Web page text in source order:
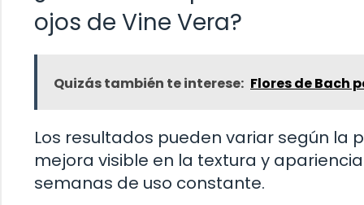
ojos de Vine Vera?
Quizás también te interese: Flores de Bach
Los resultados pueden variar según la
mejora visible en la textura y
semanas de uso constante.